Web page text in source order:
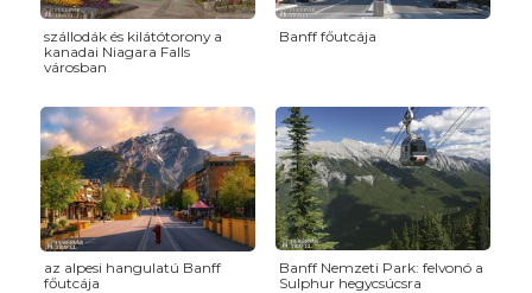
szállodák és kilátótorony a
kanadai Niagara Falls
városban
Banff főutcája
az alpesi hangulatú Banff
főutcája
Banff Nemzeti Park: felvonó a
Sulphur hegycsúcsra